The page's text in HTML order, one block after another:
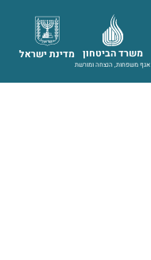
מדינת ישראל משרד הביטחון
אגף משפחות, הנצחה ומורשת